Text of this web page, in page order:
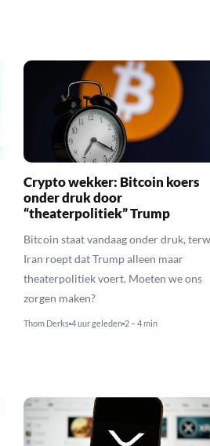
Crypto wekker: Bitcoin koers
onder druk door
“theaterpolitiek” Trump
Bitcoin staat vandaag onder druk,
Iran roept dat Trump alleen maar
theaterpolitiek voert. Moeten we ons
zorgen maken?
Thom Derks 4 uur geleden 2 – 4 min